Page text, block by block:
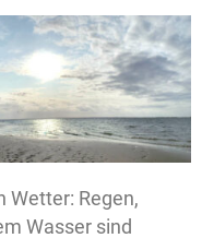
Wetter: Regen,
Wasser sind